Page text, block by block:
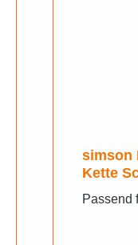
simson
Kette
Passend